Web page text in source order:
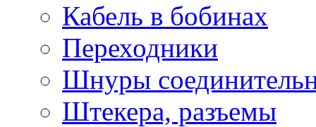
Кабель в бобинах
Переходники
Шнуры
Штекера, разъемы